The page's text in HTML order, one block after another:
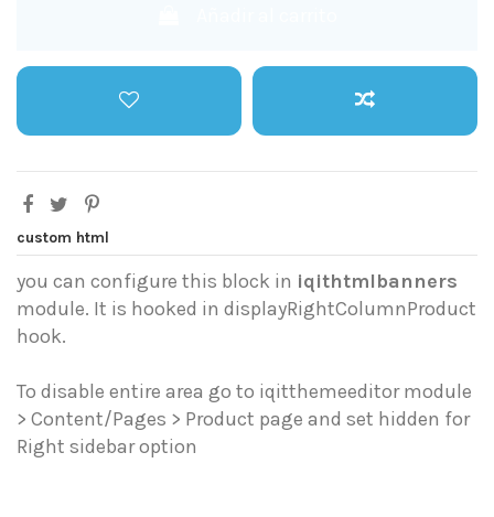
custom html
you can configure this block in iqithtmlbanners
module. It is hooked in displayRightColumnProduct
hook.
To disable entire area go to iqitthemeeditor module
> Content/Pages > Product page and set hidden for
Right sidebar option